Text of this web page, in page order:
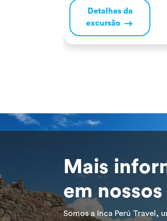
experiência. Terá a
Desfrute de paisagens
pinguins-rosa e cinzentos a
Detalhes da
excursão
Mais
em
Somos a Inca Perú Travel,